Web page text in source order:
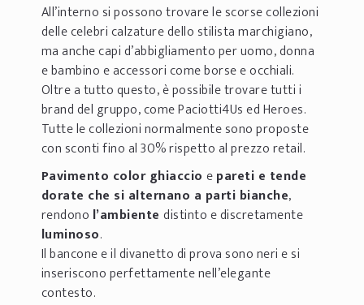
All’interno si possono trovare le scorse collezioni
delle celebri calzature dello stilista marchigiano,
ma anche capi d’abbigliamento per uomo, donna
e bambino e accessori come borse e occhiali.
Oltre a tutto questo, è possibile trovare tutti i
brand del gruppo, come Paciotti4Us ed Heroes.
Tutte le collezioni normalmente sono proposte
con sconti fino al 30% rispetto al prezzo retail.
Pavimento color ghiaccioepareti e tende
dorate che si alternano a parti bianche,
rendono l’ambientedistinto e discretamente
luminoso.
Il bancone e il divanetto di prova sono neri e si
inseriscono perfettamente nell’elegante
contesto.